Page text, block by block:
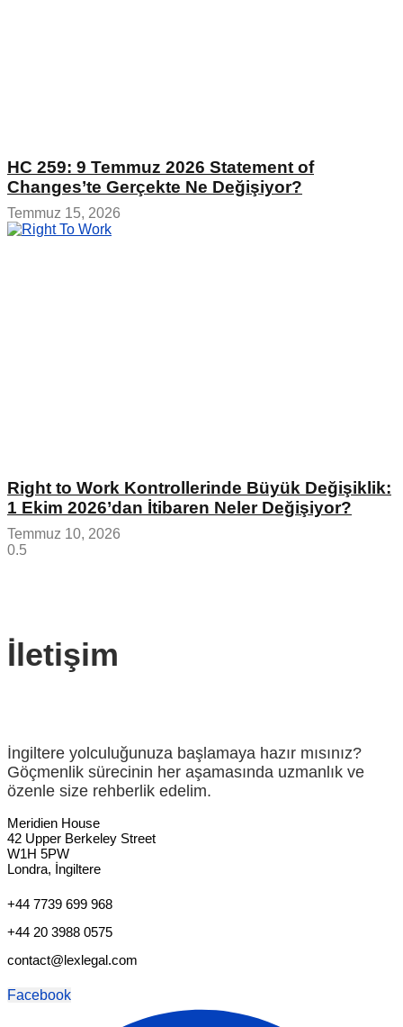
HC 259: 9 Temmuz 2026 Statement of
Changes’te Gerçekte Ne Değişiyor?
Temmuz 15, 2026
Right to Work Kontrollerinde Büyük Değişiklik:
1 Ekim 2026’dan İtibaren Neler Değişiyor?
Temmuz 10, 2026
İletişim
İngiltere yolculuğunuza başlamaya hazır mısınız?
Göçmenlik sürecinin her aşamasında uzmanlık ve
özenle size rehberlik edelim.
Meridien House
42 Upper Berkeley Street
W1H 5PW
Londra, İngiltere
+44 7739 699 968
+44 20 3988 0575
contact@lexlegal.com
Facebook